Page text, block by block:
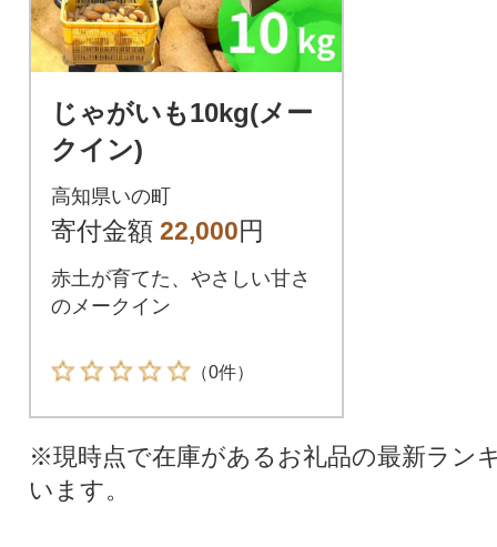
じゃがいも10kg(メー
クイン)
高知県いの町
寄付金額 22,000円
赤土が育てた、やさしい甘さ
のメークイン
（0件）
※現時点で在庫があるお礼品の最新ラン
います。